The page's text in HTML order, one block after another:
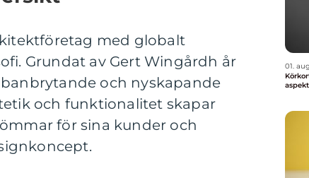
med globalt
Grundat av Gert Wingårdh år
och nyskapande
och funktionalitet skapar
för sina kunder och
01. aug